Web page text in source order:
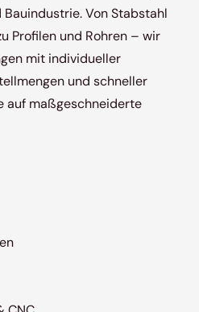
Von Stabstahl
Profilen und Rohren – wir
mit individueller
und schneller
auf maßgeschneiderte